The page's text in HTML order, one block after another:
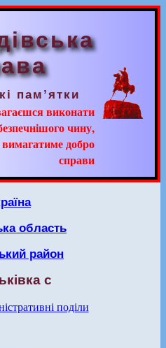
пам’ятки
виконати
чину,
добро
справи
область
район
с
поділи